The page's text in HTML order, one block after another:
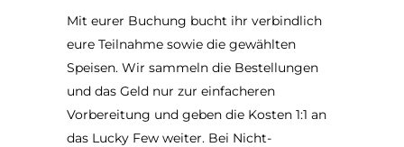
Mit eurer Buchung bucht ihr verbindlich
eure Teilnahme sowie die gewählten
Speisen. Wir sammeln die Bestellungen
und das Geld nur zur einfacheren
Vorbereitung und geben die Kosten 1:1 an
das Lucky Few weiter. Bei Nicht-